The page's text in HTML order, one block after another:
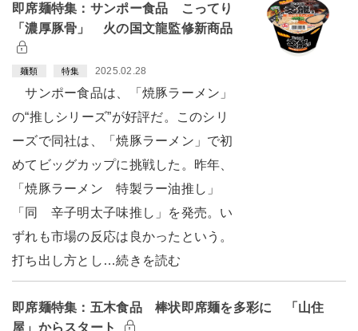
即席麺特集：サンポー食品 こってり
「濃厚豚骨」 火の国文龍監修新商品
麺類 特集 2025.02.28
サンポー食品は、「焼豚ラーメン」
の“推しシリーズ”が好評だ。このシリ
ーズで同社は、「焼豚ラーメン」で初
めてビッグカップに挑戦した。昨年、
「焼豚ラーメン 特製ラー油推し」
「同 辛子明太子味推し」を発売。い
ずれも市場の反応は良かったという。
打ち出し方とし…続きを読む
即席麺特集：五木食品 棒状即席麺を多彩に 「山住
屋」からスタート